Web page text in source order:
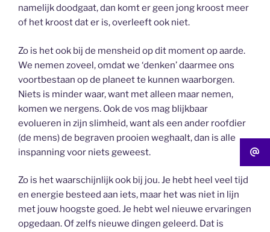
namelijk doodgaat, dan komt er geen jong kroost meer
of het kroost dat er is, overleeft ook niet.
Zo is het ook bij de mensheid op dit moment op aarde.
We nemen zoveel, omdat we ‘denken’ daarmee ons
voortbestaan op de planeet te kunnen waarborgen.
Niets is minder waar, want met alleen maar nemen,
komen we nergens. Ook de vos mag blijkbaar
evolueren in zijn slimheid, want als een ander roofdier
(de mens) de begraven prooien weghaalt, dan is alle
inspanning voor niets geweest.
Zo is het waarschijnlijk ook bij jou. Je hebt heel veel tijd
en energie besteed aan iets, maar het was niet in lijn
met jouw hoogste goed. Je hebt wel nieuwe ervaringen
opgedaan. Of zelfs nieuwe dingen geleerd. Dat is